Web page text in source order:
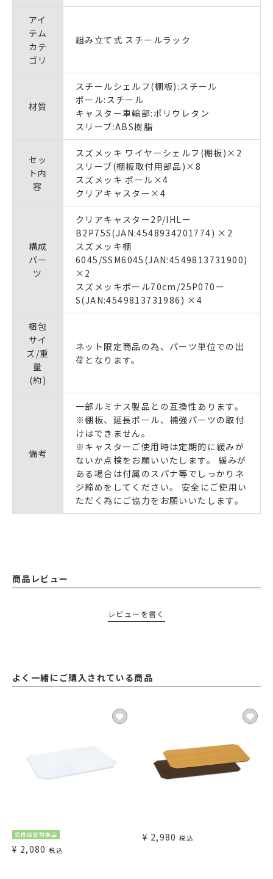
アイ
テム
カテ
ゴリ
組み立て式 スチールラック
材質
スチールシェルフ(棚板):スチール
ポール:スチール
キャスター車輪部:ポリウレタン
スリーブ:ABS樹脂
セッ
ト内
容
スズメッキ ワイヤーシェルフ(棚板)×2
スリーブ(棚板取付用部品)×8
スズメッキ ポール×4
クリアキャスター×4
構成
パー
ツ
クリアキャスター2P/IHLー
B2P75S(JAN:4548934201774) ×2
スズメッキ棚
6045/SSM6045(JAN:4549813731900)
×2
スズメッキポール70cm/25P070ー
S(JAN:4549813731986) ×4
梱包
サイ
ズ/重
量
(約)
ネット限定商品の為、パーツ単位での出
荷となります。
備考
一部ルミナス製品との互換性あります。
※棚板、延長ポール、補強パーツの取付
けはできません。
※キャスターご使用時は定期的に緩みが
ないか点検をお願いいたします。 緩みが
ある場合は付属のスパナ等でしっかりネ
ジ締めをしてください。 安全にご使用い
ただく為にご協力をお願いいたします。
商品レビュー
レビューを書く
よく一緒にご購入されている商品
交換保証対象品
¥ 2,080 税込
¥ 2,980 税込